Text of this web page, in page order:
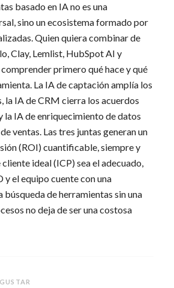
basado en IA no es una
sino un ecosistema formado por
Quien quiera combinar de
Clay, Lemlist, HubSpot AI y
primero qué hace y qué
La IA de captación amplía los
la IA de CRM cierra los acuerdos
la IA de enriquecimiento de datos
ventas. Las tres juntas generan un
(ROI) cuantificable, siempre y
ideal (ICP) sea el adecuado,
y el equipo cuente con una
búsqueda de herramientas sin una
no deja de ser una costosa